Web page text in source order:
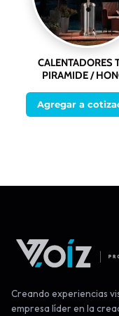
CALENTADORES
PIRAMIDE /
Agregar a
Creando experiencias
empresa líder en la